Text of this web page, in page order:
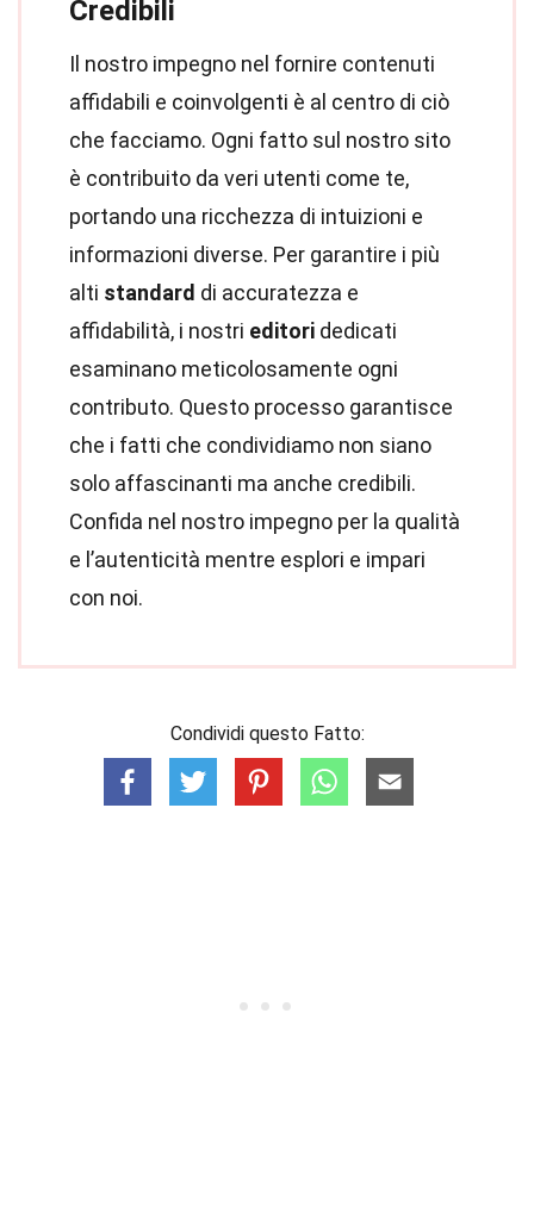
Credibili
Il nostro impegno nel fornire contenuti
affidabili e coinvolgenti è al centro di ciò
che facciamo. Ogni fatto sul nostro sito
è contribuito da veri utenti come te,
portando una ricchezza di intuizioni e
informazioni diverse. Per garantire i più
alti standard di accuratezza e
affidabilità, i nostri editori dedicati
esaminano meticolosamente ogni
contributo. Questo processo garantisce
che i fatti che condividiamo non siano
solo affascinanti ma anche credibili.
Confida nel nostro impegno per la qualità
e l’autenticità mentre esplori e impari
con noi.
Condividi questo Fatto: